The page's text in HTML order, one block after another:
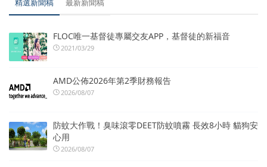
精選新聞稿 最新新聞稿
FLOC唯一基督徒專屬交友APP，基督徒的新福音
2021/03/29
AMD公佈2026年第2季財務報告
2026/08/07
防蚊大作戰！臭味滾零DEET防蚊噴霧 長效8小時 貓狗安
心用
2026/08/07